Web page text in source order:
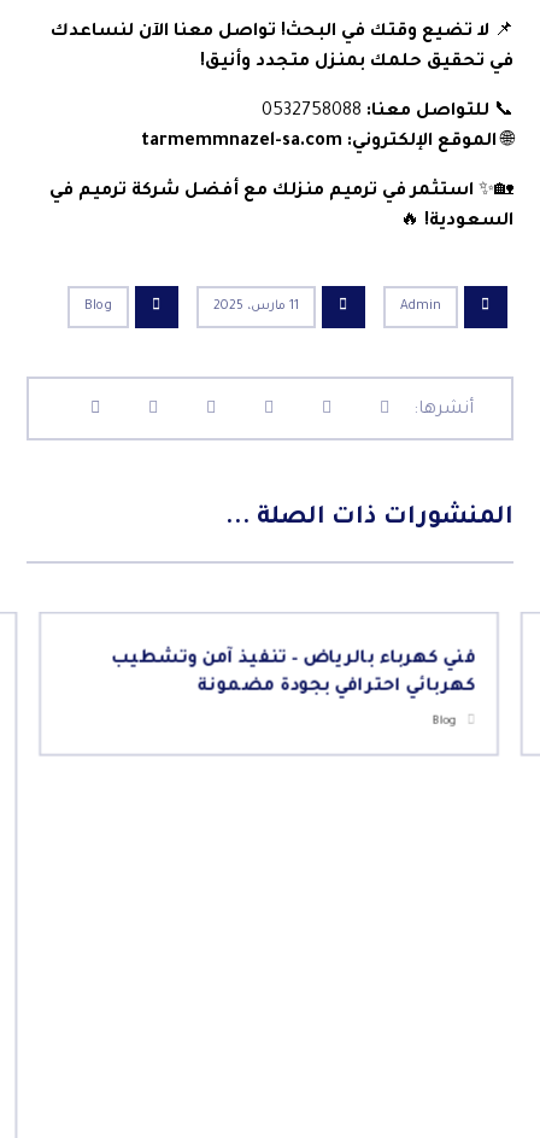
📌 لا تضيع وقتك في البحث! تواصل معنا الآن لنساعدك
في تحقيق حلمك بمنزل متجدد وأنيق!
📞 للتواصل معنا:
🌐الموقع الإلكتروني: tarmemmnazel-sa.com
🏡✨ استثمر في ترميم منزلك مع أفضل شركة ترميم في
السعودية! 🔥
Admin 11 مارس، 2025 Blog
المنشورات ذات الصلة ...
فني كهرباء بالرياض – تنفيذ آمن وتشطيب
كهربائي احترافي بجودة مضمونة
Blog